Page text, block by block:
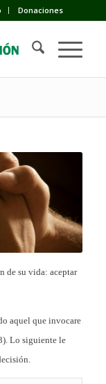
Donaciones
de su vida: aceptar
aquel que invocare
Lo siguiente le